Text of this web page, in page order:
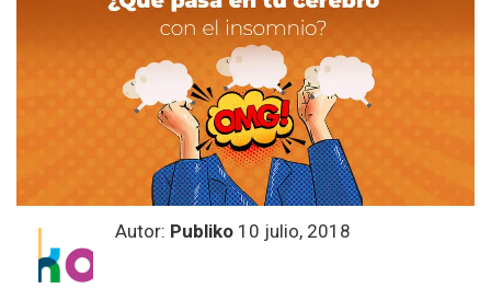
Autor: Publiko 10 julio, 2018